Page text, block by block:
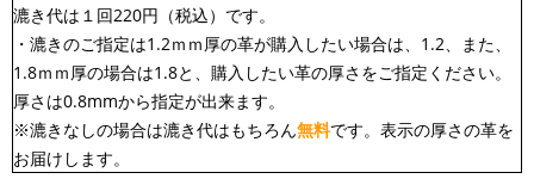
漉き代は１回220円（税込）です。
・漉きのご指定は1.2ｍｍ厚の革が購入したい場合は、1.2、また、
1.8ｍｍ厚の場合は1.8と、購入したい革の厚さをご指定ください。
厚さは0.8mmから指定が出来ます。
※漉きなしの場合は漉き代はもちろん無料です。表示の厚さの革を
お届けします。